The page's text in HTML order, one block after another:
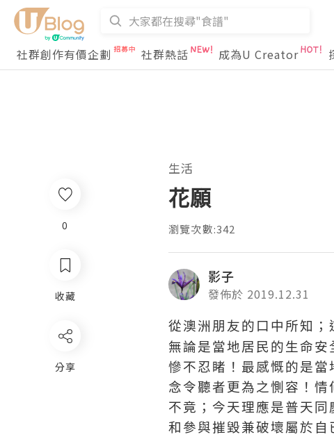
社群創作有價企劃 社群熱話 成為U Creator
生活
花願
瀏覽次數:342
影子
發佈於 2019.12.31
從澳洲朋友的口中所知
無論是當地居民的生命
慘不忍睹！最感慨的是
念令聽者更為之惻容！情
不竟；今天理應是普天
和參與摧毀兼破壞屬於
0
收藏
分享